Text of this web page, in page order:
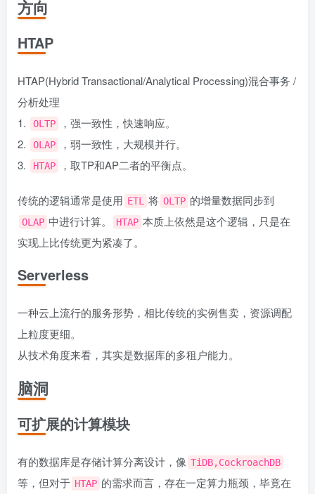
方向
HTAP
HTAP(Hybrid Transactional/Analytical Processing)混合事务 /
分析处理
1.
OLTP
，强一致性，快速响应。
2.
OLAP
，弱一致性，大规模并行。
3.
HTAP ，取TP和AP二者的平衡点。
传统的逻辑通常是使用 ETL 将 OLTP 的增量数据同步到
OLAP 中进行计算。 HTAP 本质上依然是这个逻辑，只是在
实现上比传统更为紧凑了。
Serverless
一种云上流行的服务形势，相比传统的实例售卖，资源调配
上粒度更细。
从技术角度来看，其实是数据库的多租户能力。
脑洞
可扩展的计算模块
有的数据库是存储计算分离设计，像 TiDB,CockroachDB
等，但对于 HTAP 的需求而言，存在一定算力瓶颈，毕竟在